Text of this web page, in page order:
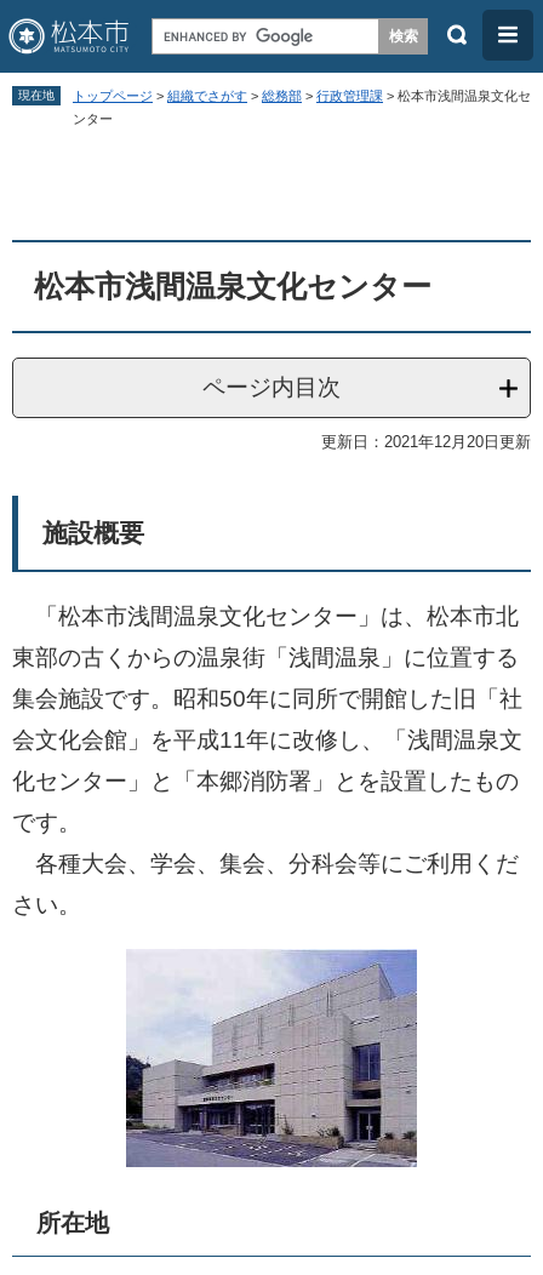
ペ
す
。
メ
し
て
検
メ
ニ
ュ
現在地 トップページ > 組織でさがす > 総務部 > 行政管理課 > 松本市浅間温泉文化セ
ンター
松本市浅間温泉文化センター
ページ内目次
更新日：2021年12月20日更新
施設概要
「松本市浅間温泉文化センター」は、松本市北
東部の古くからの温泉街「浅間温泉」に位置する
集会施設です。昭和50年に同所で開館した旧「社
会文化会館」を平成11年に改修し、「浅間温泉文
化センター」と「本郷消防署」とを設置したもの
です。
各種大会、学会、集会、分科会等にご利用くだ
さい。
所在地